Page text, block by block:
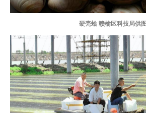
硬壳蛤 赣榆区科技局供图